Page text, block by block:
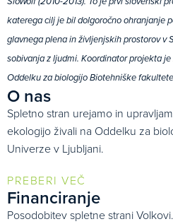
katerega cilj je bil dolgoročno ohranjanje
glavnega plena in življenjskih prostorov v
sobivanja z ljudmi. Koordinator projekta
Oddelku za biologijo Biotehniške
O nas
Spletno stran urejamo in
ekologijo živali na Oddelku za
Univerze v Ljubljani.
PREBERI VEČ
Financiranje
Posodobitev spletne strani